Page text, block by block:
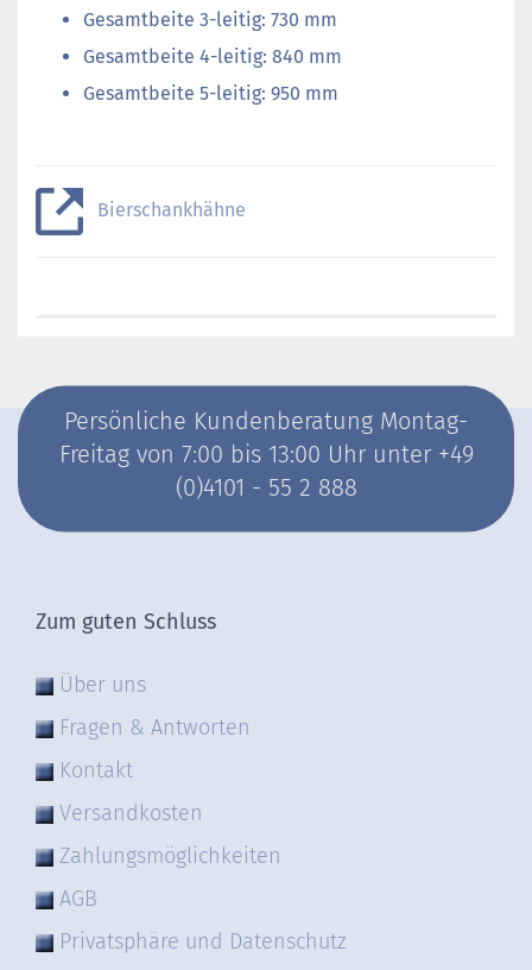
Gesamtbeite 3-leitig: 730 mm
Gesamtbeite 4-leitig: 840 mm
Gesamtbeite 5-leitig: 950 mm
Bierschankhähne
Persönliche Kundenberatung Montag-
Freitag von 7:00 bis 13:00 Uhr unter +49
(0)4101 - 55 2 888
Zum guten Schluss
Über uns
Fragen & Antworten
Kontakt
Versandkosten
Zahlungsmöglichkeiten
AGB
Privatsphäre und Datenschutz